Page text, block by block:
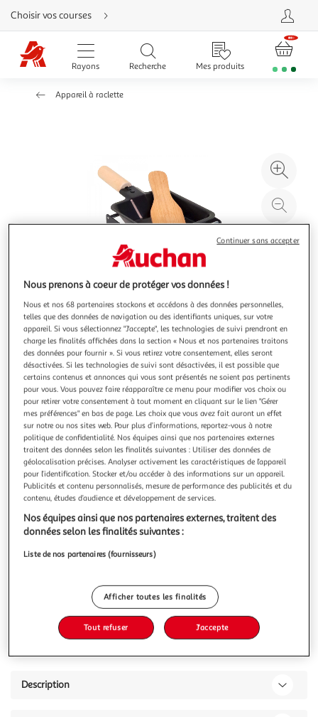
Aller
directement
au
contenu
Aller
directement
Aller
Choisir vos courses
Rayons Recherche Mes produits
Appareil à raclette
à
Illustration
précédente
Illustration
suivante
LINXOR
Appareil à raclette à la bougie en métal, spatule et
bougies incluses - 1 personne
Ce kit de raclette à la bougie, de la marque Linxor, est
destiné à une utilisation individuelle. Il vous accompagnera
pour déguster votre fromage fondu lors d'un savoureux et
chaleureux moment. Très pratique et peu encombrant, il
est facile à utiliser. Vous pouvez transporter votre raclette
partout
En savoir +
Vendu parEGK Distribution
Livraison dès 3/4 jours
4,90€
Plus d'options
Vendu par EGK Distribution
Ajouter au panier
Ajouter à une liste
Description
Nous prenons à coeur de protéger vos données !
Nous et nos 68 partenaires stockons et accédons à des données personnelles,
telles que des données de navigation ou des identifiants uniques, sur votre
appareil. Si vous sélectionnez "J'accepte", les technologies de suivi prendront en
charge les finalités affichées dans la section « Nous et nos partenaires traitons
des données pour fournir ». Si vous retirez votre consentement, elles seront
désactivées. Si les technologies de suivi sont désactivées, il est possible que
certains contenus et annonces qui vous sont présentés ne soient pas pertinents
pour vous. Vous pouvez faire réapparaître ce menu pour modifier vos choix ou
pour retirer votre consentement à tout moment en cliquant sur le lien "Gérer
mes préférences" en bas de page. Les choix que vous avez fait auront un effet
sur notre ou nos sites web. Pour plus d’informations, reportez-vous à notre
politique de confidentialité. Nos équipes ainsi que nos partenaires externes
traitent des données selon les finalités suivantes : Utiliser des données de
géolocalisation précises. Analyser activement les caractéristiques de l’appareil
pour l’identification. Stocker et/ou accéder à des informations sur un appareil.
Publicités et contenu personnalisés, mesure de performance des publicités et du
contenu, études d’audience et développement de services.
Nos équipes ainsi que nos partenaires externes, traitent des
données selon les finalités suivantes :
Liste de nos partenaires (fournisseurs)
Afficher toutes les finalités
Tout refuser J'accepte
Continuer sans accepter